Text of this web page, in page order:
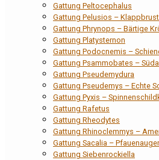
Gattung Peltocephalus
Gattung Pelusios –
Gattung Phrynops – Bärtige
Gattung Platysternon
Gattung Podocnemis –
Gattung Psammobates –
Gattung Pseudemydura
Gattung Pseudemys – Echte
Gattung Pyxis –
Gattung Rafetus
Gattung Rheodytes
Gattung Rhinoclemmys –
Gattung Sacalia –
Gattung Siebenrockiella